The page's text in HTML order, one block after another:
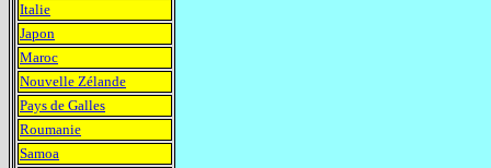
Italie
Japon
Maroc
Nouvelle Zélande
Pays de Galles
Roumanie
Samoa